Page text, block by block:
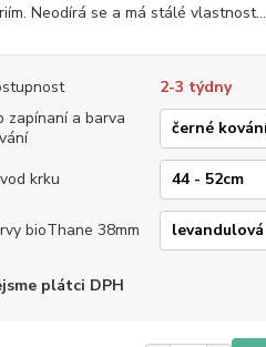
Neodírá se a má stálé vlastnost...
2-3 týdny
zapínaní a barva
krku
bioThane 38mm
plátci DPH